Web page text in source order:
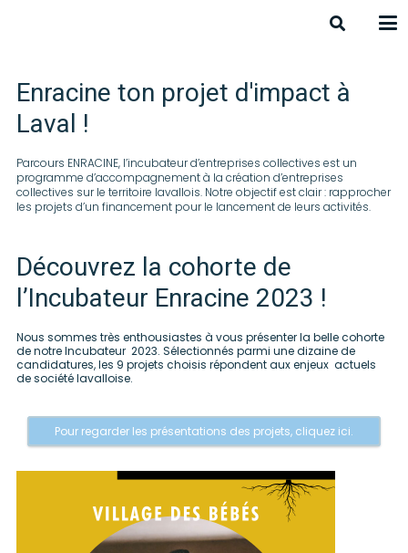
Enracine ton projet d'impact à
Laval !
Parcours ENRACINE, l’incubateur d’entreprises collectives est un
programme d’accompagnement à la création d’entreprises
collectives sur le territoire lavallois. Notre objectif est clair : rapprocher
les projets d’un financement pour le lancement de leurs activités.
Découvrez la cohorte de
l’Incubateur Enracine 2023 !
Nous sommes très enthousiastes à vous présenter la belle cohorte
de notre Incubateur 2023. Sélectionnés parmi une dizaine de
candidatures, les 9 projets choisis répondent aux enjeux actuels
de société lavalloise.
Pour regarder les présentations des projets, cliquez ici.